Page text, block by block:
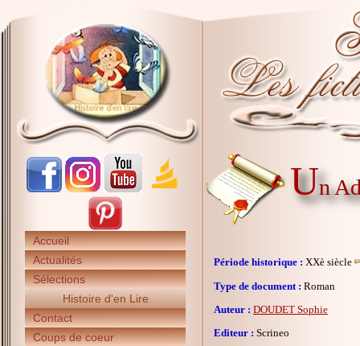
Accueil
Actualités
Sélections
Histoire d'en Lire
Contact
Coups de coeur
Un
Période historique : XXè siècle
Type de document : Roman
Auteur : DOUDET Sophie
Editeur : Scrineo